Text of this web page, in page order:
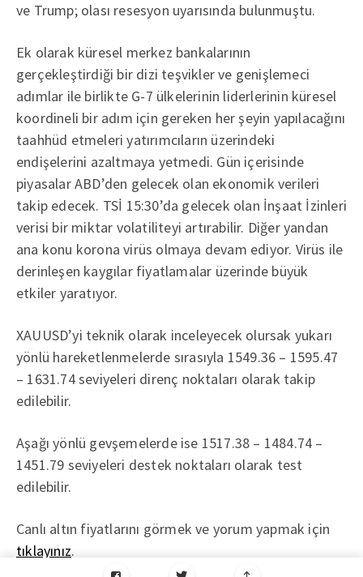
ve Trump; olası resesyon uyarısında bulunmuştu.
Ek olarak küresel merkez bankalarının
gerçekleştirdiği bir dizi teşvikler ve genişlemeci
adımlar ile birlikte G-7 ülkelerinin liderlerinin küresel
koordineli bir adım için gereken her şeyin yapılacağını
taahhüd etmeleri yatırımcıların üzerindeki
endişelerini azaltmaya yetmedi. Gün içerisinde
piyasalar ABD’den gelecek olan ekonomik verileri
takip edecek. TSİ 15:30’da gelecek olan İnşaat İzinleri
verisi bir miktar volatiliteyi artırabilir. Diğer yandan
ana konu korona virüs olmaya devam ediyor. Virüs ile
derinleşen kaygılar fiyatlamalar üzerinde büyük
etkiler yaratıyor.
XAUUSD’yi teknik olarak inceleyecek olursak yukarı
yönlü hareketlenmelerde sırasıyla 1549.36 – 1595.47
– 1631.74 seviyeleri direnç noktaları olarak takip
edilebilir.
Aşağı yönlü gevşemelerde ise 1517.38 – 1484.74 –
1451.79 seviyeleri destek noktaları olarak test
edilebilir.
Canlı altın fiyatlarını görmek ve yorum yapmak için
tıklayınız.